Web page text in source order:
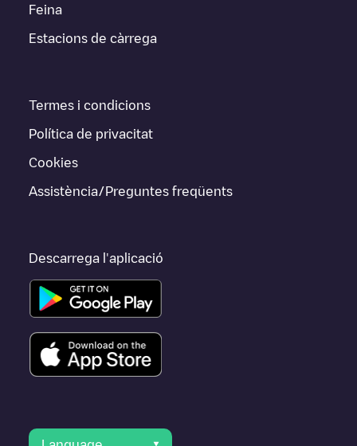
Feina
Estacions de càrrega
Termes i condicions
Política de privacitat
Cookies
Assistència/Preguntes freqüents
Descarrega l'aplicació